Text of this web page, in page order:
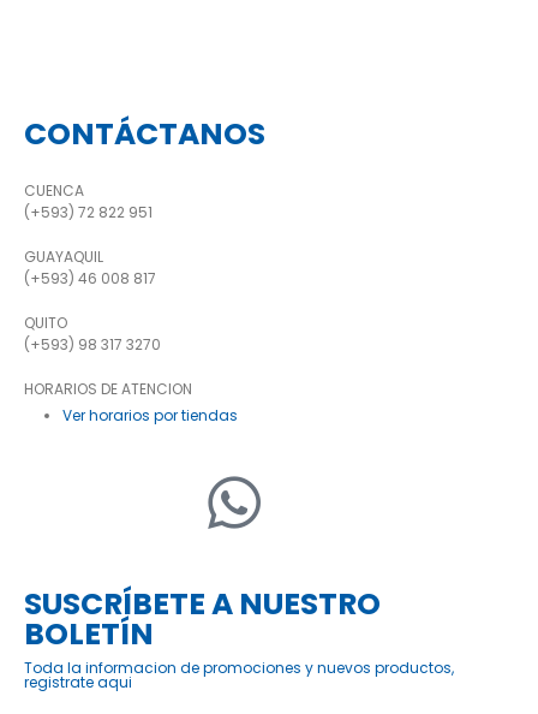
CONTÁCTANOS
CUENCA
(+593) 72 822 951
GUAYAQUIL
(+593) 46 008 817
QUITO
(+593) 98 317 3270
HORARIOS DE ATENCION
Ver horarios por tiendas
SUSCRÍBETE A NUESTRO
BOLETÍN
Toda la informacion de promociones y nuevos productos,
registrate aqui